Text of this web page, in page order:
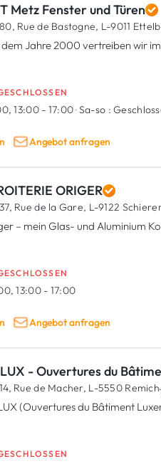
Metz Fenster und Türen
80, Rue de Bastogne, L-9011
dem Jahre 2000 vertreiben wir
13:00 - 17:00·Sa-so :
Angebot anfragen
ORIGER
37, Rue de la Gare, L-9122
– mein Glas- und Aluminium
13:00 - 17:00
Angebot anfragen
- Ouvertures du
14, Rue de Macher, L-5550 Remich·
(Ouvertures du Bâtiment